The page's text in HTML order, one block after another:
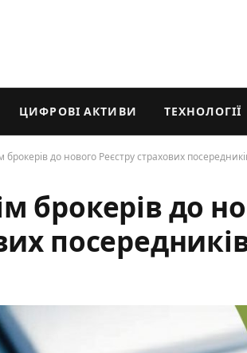
ЦИФРОВІ АКТИВИ ТЕХНОЛОГІЇ
брокерів до нового Реєстру страхових
брокерів до